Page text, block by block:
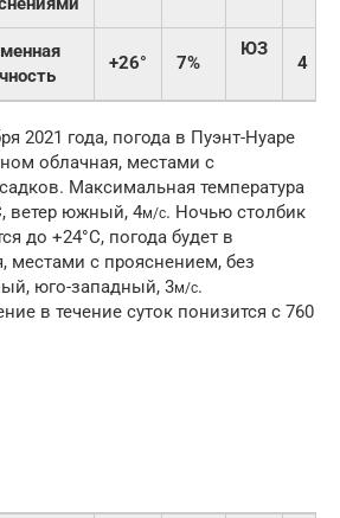
+26° 7%
ЮЗ
4
2021 года, погода в Пуэнт-Нуаре
облачная, местами с
Максимальная температура
ветер южный, 4м/с. Ночью столбик
до +24°C, погода будет в
местами с прояснением, без
юго-западный, 3м/с.
в течение суток понизится с 760